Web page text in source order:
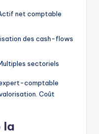
net comptable
des cash-flows
sectoriels
comptable
Coût
la